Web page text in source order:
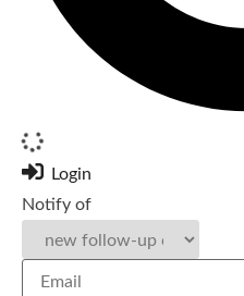
Login
Notify of